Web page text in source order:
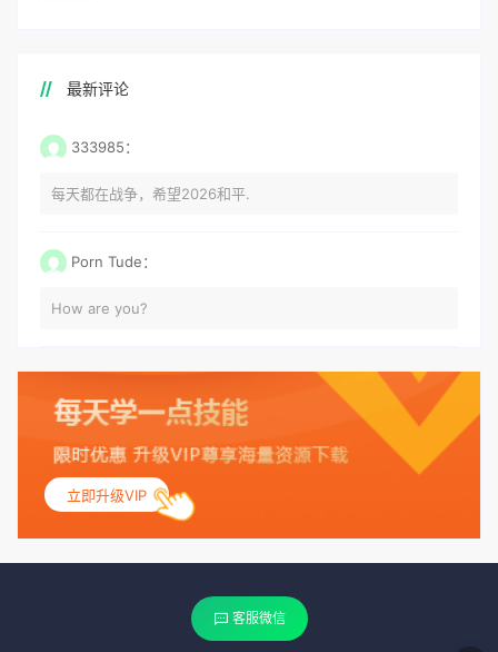
最新评论
333985：
每天都在战争，希望2026和平.
Porn Tude：
How are you?
立即升级VIP
客服微信